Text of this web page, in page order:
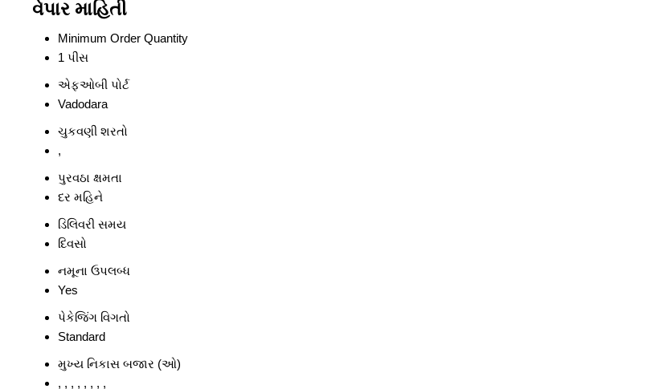
વેપાર માહિતી
Minimum Order Quantity
1 પીસ
એફઓબી પોર્ટ
Vadodara
ચુકવણી શરતો
,
પુરવઠા ક્ષમતા
દર મહિને
ડિલિવરી સમય
દિવસો
નમૂના ઉપલબ્ધ
Yes
પેકેજિંગ વિગતો
Standard
મુખ્ય નિકાસ બજાર (ઓ)
, , , , , , , ,